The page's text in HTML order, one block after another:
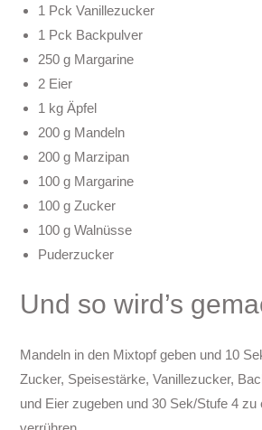
1 Pck Vanillezucker
1 Pck Backpulver
250 g Margarine
2 Eier
1 kg Äpfel
200 g Mandeln
200 g Marzipan
100 g Margarine
100 g Zucker
100 g Walnüsse
Puderzucker
Und so wird’s
Mandeln in den Mixtopf geben und 10
Zucker, Speisestärke, Vanillezucker,
und Eier zugeben und 30 Sek/Stufe 4 zu